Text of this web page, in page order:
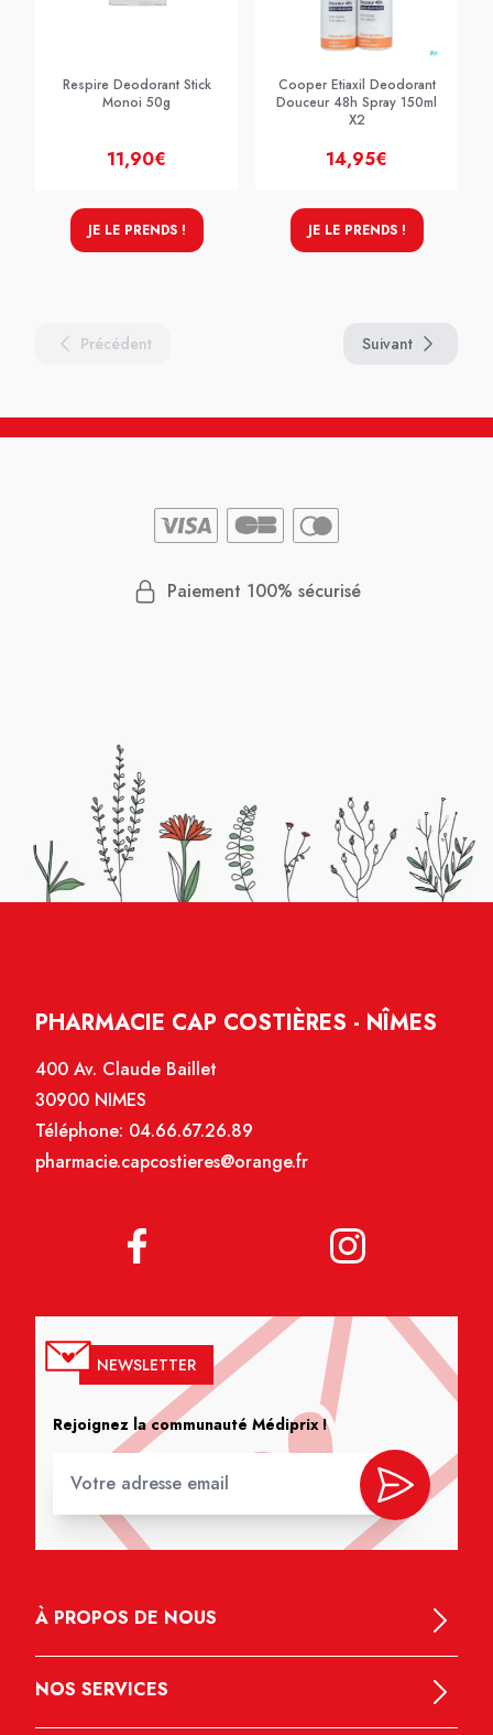
Respire Deodorant Stick
Monoi 50g
11,90€
JE LE PRENDS !
Cooper Etiaxil Deodorant
Douceur 48h Spray 150ml
X2
14,95€
JE LE PRENDS !
Précédent Suivant
Paiement 100% sécurisé
PHARMACIE CAP COSTIÈRES - NÎMES
400 Av. Claude Baillet
30900 NIMES
Téléphone: 04.66.67.26.89
pharmacie.capcostieres@orange.fr
NEWSLETTER
Rejoignez la communauté Médiprix !
À PROPOS DE NOUS
NOS SERVICES